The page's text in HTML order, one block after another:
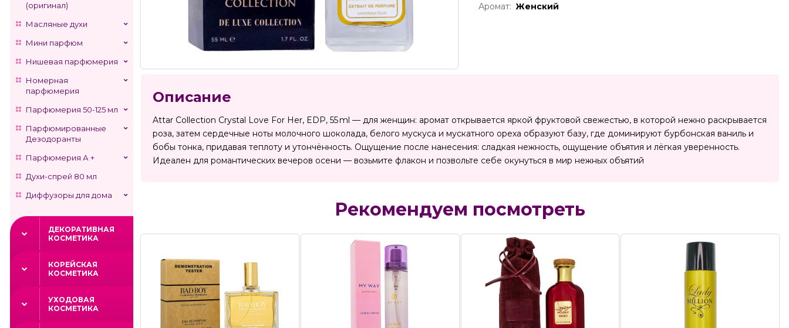
(оригинал)
Масляные духи
Мини парфюм
Нишевая парфюмерия
Номерная
парфюмерия
Парфюмерия 50-125 мл
Парфюмированные
Дезодоранты
Парфюмерия А +
Духи-спрей 80 мл
Диффузоры для дома
ДЕКОРАТИВНАЯ
КОСМЕТИКА
КОРЕЙСКАЯ
КОСМЕТИКА
УХОДОВАЯ
КОСМЕТИКА
Аромат: Женский
Описание
Attar Collection Crystal Love For Her, EDP, 55 ml — для женщин: аромат открывается яркой фруктовой свежестью, в которой нежно раскрывается
роза, затем сердечные ноты молочного шоколада, белого мускуса и мускатного ореха образуют базу, где доминируют бурбонская ваниль и
бобы тонка, придавая теплоту и утончённость. Ощущение после нанесения: сладкая нежность, ощущение объятия и лёгкая уверенность.
Идеален для романтических вечеров осени — возьмите флакон и позвольте себе окунуться в мир нежных объятий
Рекомендуем посмотреть